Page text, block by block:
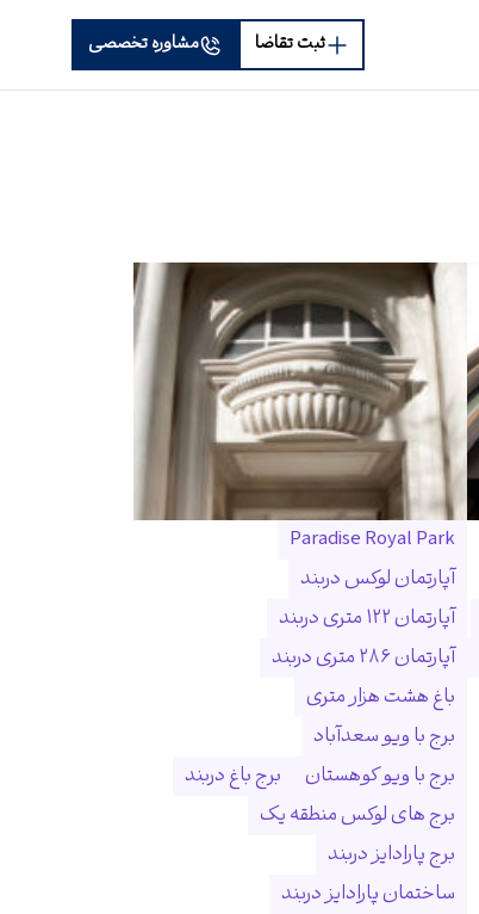
ثبت تقاضا مشاوره تخصصی
Paradise Royal Park
آپارتمان لوکس دربند
آپارتمان ۱۲۲ متری دربند
آپارتمان ۲۸۶ متری دربند
باغ هشت هزار متری
برج با ویو سعدآباد
برج با ویو کوهستان
برج باغ دربند
برج های لوکس منطقه یک
برج پارادایز دربند
ساختمان پارادایز دربند